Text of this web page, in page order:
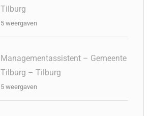
Tilburg
5 weergaven
Managementassistent – Gemeente
Tilburg – Tilburg
5 weergaven